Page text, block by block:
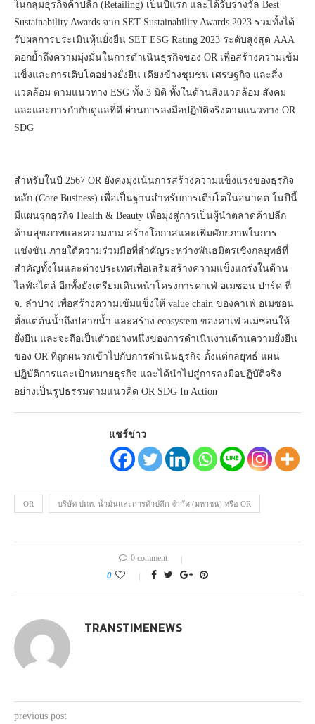
ในกลุ่มธุรกิจค้าปลีก (Retailing) เป็นปีแรก และได้รับรางวัล Best
Sustainability Awards จาก SET Sustainability Awards 2023 รวมทั้งได้
รับผลการประเมินหุ้นยั่งยืน SET ESG Rating 2023 ระดับสูงสุด AAA
ตอกย้ำถึงความมุ่งมั่นในการดำเนินธุรกิจของ OR เพื่อสร้างความเข้ม
แข็งและการเติบโตอย่างยั่งยืน เคียงข้างชุมชน เศรษฐกิจ และสิ่ง
แวดล้อม ตามแนวทาง ESG ทั้ง 3 มิติ ทั้งในด้านสิ่งแวดล้อม สังคม
และและการกำกับดูแลที่ดี ผ่านการลงมือปฏิบัติจริงตามแนวทาง OR
SDG
สำหรับในปี 2567 OR ยังคงมุ่งเน้นการสร้างความแข็งแรงของธุรกิจ
หลัก (Core Business) เพื่อเป็นฐานสำหรับการเติบโตในอนาคต ในปีนี้
มีแผนรุกธุรกิจ Health & Beauty เพื่อมุ่งสู่การเป็นผู้นำตลาดค้าปลีก
ด้านสุขภาพและความงาม สร้างโอกาสและเพิ่มศักยภาพในการ
แข่งขัน ภายใต้ความร่วมมือที่สำคัญระหว่างพันธมิตรเชิงกลยุทธ์ที่
สำคัญทั้งในและต่างประเทศเพื่อเสริมสร้างความแข็งแกร่งในด้าน
ไลฟ์สไตล์ อีกทั้งยังเตรียมเดินหน้าโครงการคาเฟ่ อเมซอน ปาร์ค ที่
จ. ลำปาง เพื่อสร้างความเข้มแข็งให้ value chain ของคาเฟ่ อเมซอน
ตั้งแต่ต้นน้ำถึงปลายน้ำ และสร้าง ecosystem ของคาเฟ่ อเมซอนให้
ยั่งยืน และจะถือเป็นตัวอย่างหนึ่งของการดำเนินงานด้านความยั่งยืน
ของ OR ที่ถูกผนวกเข้าไปกับการดำเนินธุรกิจ ตั้งแต่กลยุทธ์ แผน
ปฏิบัติการและเป้าหมายธุรกิจ และได้นำไปสู่การลงมือปฏิบัติจริง
อย่างเป็นรูปธรรมตามแนวคิด OR SDG In Action
แชร์ข่าว
OR บริษัท ปตท. น้ำมันและการค้าปลีก จำกัด (มหาชน) หรือ OR
0 comment
0
TRANSTIMENEWS
previous post